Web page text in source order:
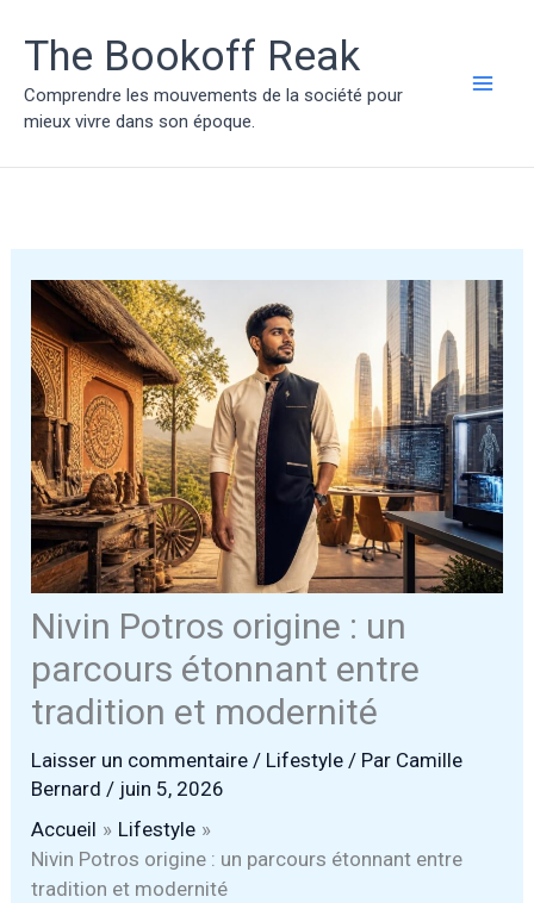
contenu
The Bookoff Reak
Comprendre les mouvements de la société pour
mieux vivre dans son époque.
Nivin Potros origine : un
parcours étonnant entre
tradition et modernité
Laisser un commentaire / Lifestyle / Par Camille
Bernard/ juin 5, 2026
Accueil
Lifestyle
Nivin Potros origine : un parcours étonnant entre
tradition et modernité